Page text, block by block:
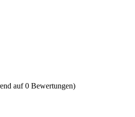
auf 0 Bewertungen)